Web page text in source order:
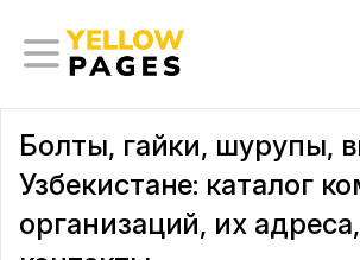
Болты, гайки, шурупы,
Узбекистане: каталог
организаций, их